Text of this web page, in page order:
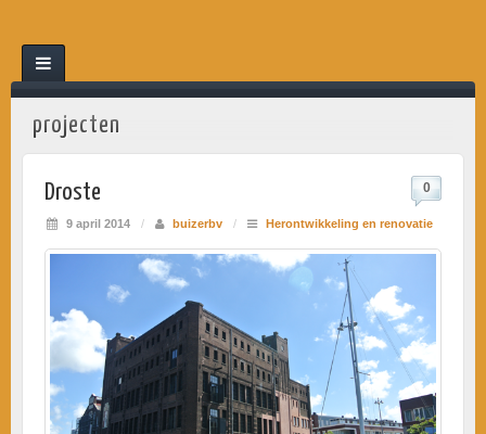
projecten
Droste
9 april 2014 / buizerbv / Herontwikkeling en renovatie
0